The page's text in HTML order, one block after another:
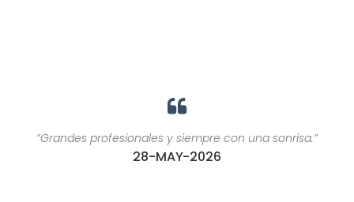
“Grandes profesionales y siempre con una sonrisa.”
28-MAY-2026